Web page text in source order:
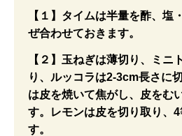
【１】タイムは半量を酢、塩
ぜ合わせておきます。
【２】玉ねぎは薄切り、ミニ
り、ルッコラは2-3cm長さに
は皮を焼いて焦がし、皮をむ
す。レモンは皮を切り取り、
す。